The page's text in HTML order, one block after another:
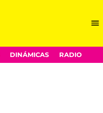
DINÁMICAS RADIO